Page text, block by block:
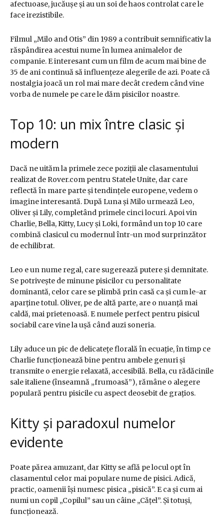
afectuoase, jucăușe și au un soi de haos controlat care le
face irezistibile.
Filmul „Milo and Otis” din 1989 a contribuit semnificativ la
răspândirea acestui nume în lumea animalelor de
companie. E interesant cum un film de acum mai bine de
35 de ani continuă să influențeze alegerile de azi. Poate că
nostalgia joacă un rol mai mare decât credem când vine
vorba de numele pe care le dăm pisicilor noastre.
Top 10: un mix între clasic și
modern
Dacă ne uităm la primele zece poziții ale clasamentului
realizat de Rover.com pentru Statele Unite, dar care
reflectă în mare parte și tendințele europene, vedem o
imagine interesantă. După Luna și Milo urmează Leo,
Oliver și Lily, completând primele cinci locuri. Apoi vin
Charlie, Bella, Kitty, Lucy și Loki, formând un top 10 care
combină clasicul cu modernul într-un mod surprinzător
de echilibrat.
Leo e un nume regal, care sugerează putere și demnitate.
Se potrivește de minune pisicilor cu personalitate
dominantă, celor care se plimbă prin casă ca și cum le-ar
aparține totul. Oliver, pe de altă parte, are o nuanță mai
caldă, mai prietenoasă. E numele perfect pentru pisicul
sociabil care vine la ușă când auzi soneria.
Lily aduce un pic de delicatețe florală în ecuație, în timp ce
Charlie funcționează bine pentru ambele genuri și
transmite o energie relaxată, accesibilă. Bella, cu rădăcinile
sale italiene (înseamnă „frumoasă”), rămâne o alegere
populară pentru pisicile cu aspect deosebit de grațios.
Kitty și paradoxul numelor
evidente
Poate părea amuzant, dar Kitty se află pe locul opt în
clasamentul celor mai populare nume de pisici. Adică,
practic, oamenii își numesc pisica „pisică”. E ca și cum ai
numi un copil „Copilul” sau un câine „Cățel”. Și totuși,
funcționează.